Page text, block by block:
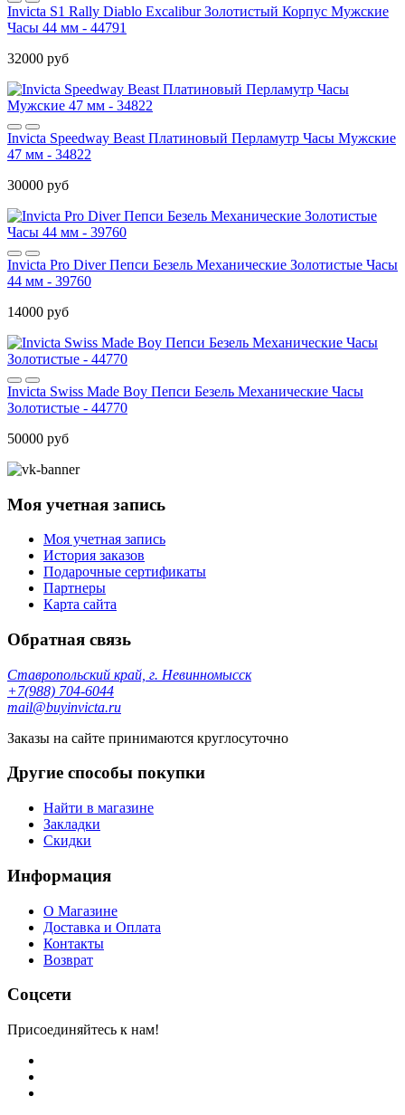
Invicta S1 Rally Diablo Excalibur Золотистый Корпус Мужские
Часы 44 мм - 44791
32000 руб
Invicta Speedway Beast Платиновый Перламутр Часы Мужские
47 мм - 34822
30000 руб
Invicta Pro Diver Пепси Безель Механические Золотистые Часы
44 мм - 39760
14000 руб
Invicta Swiss Made Boy Пепси Безель Механические Часы
Золотистые - 44770
50000 руб
Моя учетная запись
Моя учетная запись
История заказов
Подарочные сертификаты
Партнеры
Карта сайта
Обратная связь
Ставропольский край, г. Невинномысск
+7(988) 704-6044
mail@buyinvicta.ru
Заказы на сайте принимаются круглосуточно
Другие способы покупки
Найти в магазине
Закладки
Скидки
Информация
О Магазине
Доставка и Оплата
Контакты
Возврат
Соцсети
Присоединяйтесь к нам!